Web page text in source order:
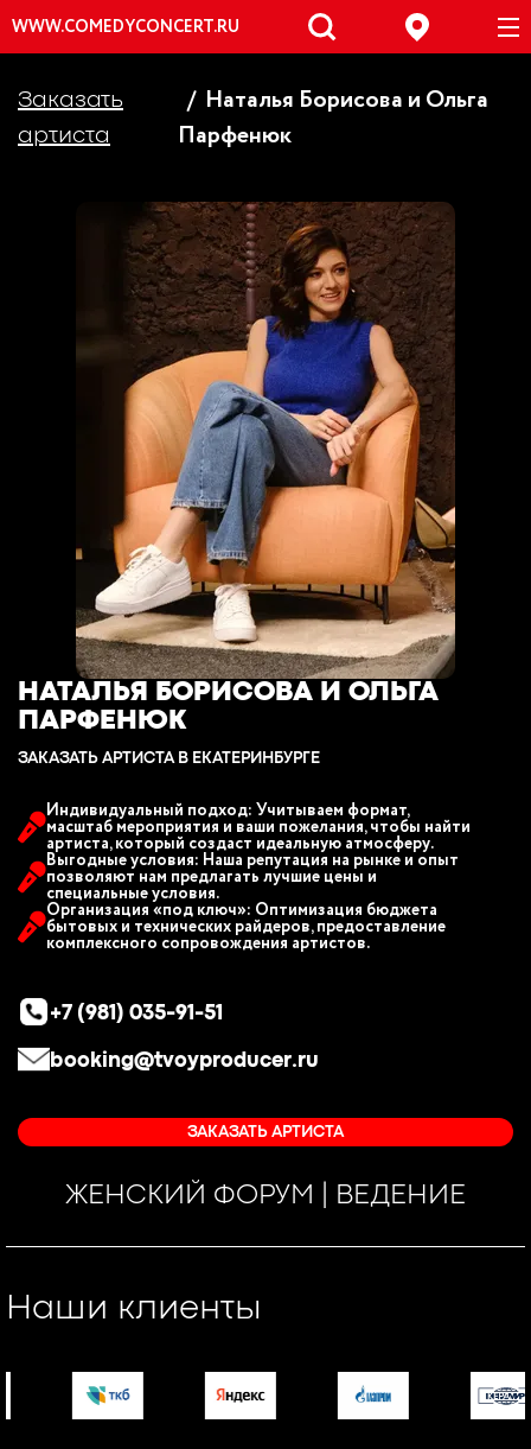
WWW.COMEDYCONCERT.RU
Заказать
артиста
Наталья Борисова и Ольга
Парфенюк
НАТАЛЬЯ БОРИСОВА И ОЛЬГА
ПАРФЕНЮК
ЗАКАЗАТЬ АРТИСТА В ЕКАТЕРИНБУРГЕ
Индивидуальный подход: Учитываем формат,
масштаб мероприятия и ваши пожелания, чтобы найти
артиста, который создаст идеальную атмосферу.
Выгодные условия: Наша репутация на рынке и опыт
позволяют нам предлагать лучшие цены и
специальные условия.
Организация «под ключ»: Оптимизация бюджета
бытовых и технических райдеров, предоставление
комплексного сопровождения артистов.
+7 (981) 035-91-51
booking@tvoyproducer.ru
ЗАКАЗАТЬ АРТИСТА
ЖЕНСКИЙ ФОРУМ | ВЕДЕНИЕ
Наши клиенты